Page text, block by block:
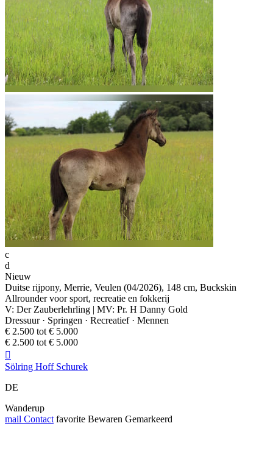
c
d
Nieuw
Duitse rijpony, Merrie, Veulen (04/2026), 148 cm, Buckskin
Allrounder voor sport, recreatie en fokkerij
V: Der Zauberlehrling | MV: Pr. H Danny Gold
Dressuur · Springen · Recreatief · Mennen
€ 2.500 tot € 5.000
€ 2.500 tot € 5.000

Sölring Hoff Schurek
DE
Wanderup
mail Contact favorite Bewaren Gemarkeerd